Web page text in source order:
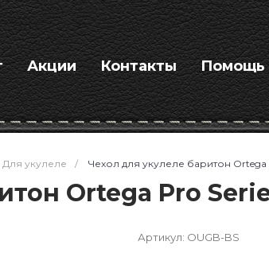
Акции Контакты Помощь
Для укулеле / Чехол для укулеле баритон Ortega
Ortega Pro
Артикул: OUGB-BS